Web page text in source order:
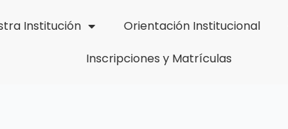
Institución Orientación Institucional
Inscripciones y Matrículas